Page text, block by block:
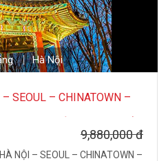
Hà Nội
– SEOUL – CHINATOWN –
9,880,000 đ
NỘI – SEOUL – CHINATOWN –